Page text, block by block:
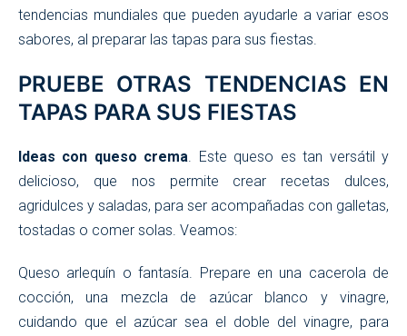
tendencias mundiales que pueden ayudarle a variar esos
sabores, al preparar las tapas para sus fiestas.
PRUEBE OTRAS TENDENCIAS EN
TAPAS PARA SUS FIESTAS
Ideas con queso crema . Este queso es tan versátil y
delicioso, que nos permite crear recetas dulces,
agridulces y saladas, para ser acompañadas con galletas,
tostadas o comer solas. Veamos:
Queso arlequín o fantasía. Prepare en una cacerola de
cocción, una mezcla de azúcar blanco y vinagre,
cuidando que el azúcar sea el doble del vinagre, para